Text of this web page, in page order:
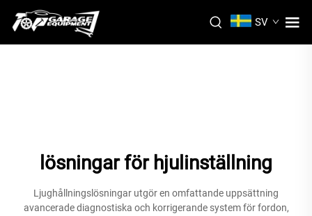
SV
lösningar för hjulinställning
Ljughållningslösningar utgör en omfattande uppsättning
avancerade diagnostiska och korrigerande system för fordon,